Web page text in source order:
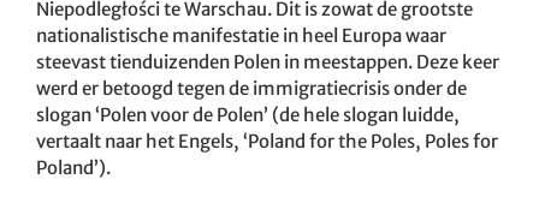
Niepodległości te Warschau. Dit is zowat de grootste
nationalistische manifestatie in heel Europa waar
steevast tienduizenden Polen in meestappen. Deze keer
werd er betoogd tegen de immigratiecrisis onder de
slogan ‘Polen voor de Polen’ (de hele slogan luidde,
vertaalt naar het Engels, ‘Poland for the Poles, Poles for
Poland’).